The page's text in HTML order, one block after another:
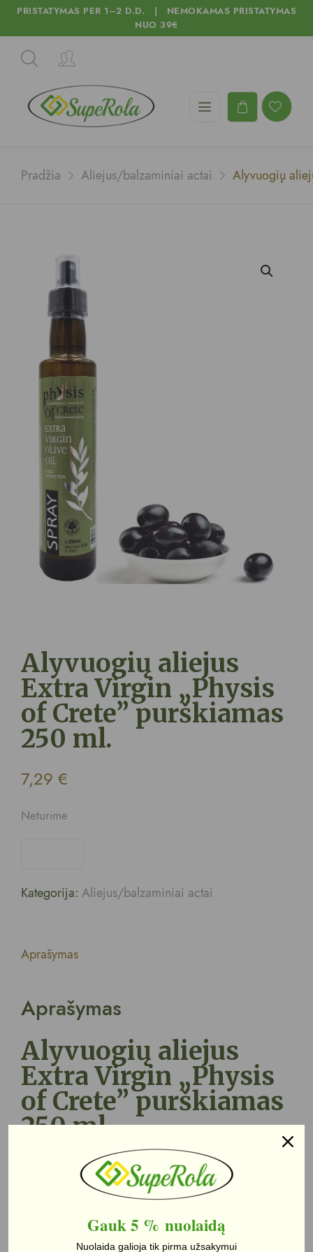
PRISTATYMAS PER 1–2 D.D. | NEMOKAMAS PRISTATYMAS
NUO 39€
Pradžia Aliejus/balzaminiai actai Alyvuogių
Alyvuogių aliejus
Extra Virgin „Physis
of Crete” purškiamas
250 ml.
7,29 €
Neturime
Kategorija: Aliejus/balzaminiai actai
Aprašymas
Aprašymas
Alyvuogių aliejus
Extra Virgin „Physis
of Crete” purškiamas
250 ml.
„Physis of Crete“ – ypač grynas aukščiausios
rūšies alyvuogių aliejus, gautas tiesiogiai iš
alyvuogių ir tik mechaninėmis priemonėmis.
Pasižymintis labai mažu rūgštingumu ir vaisių
Gauk 5 % nuolaidą
Nuolaida galioja tik pirma užsakymui